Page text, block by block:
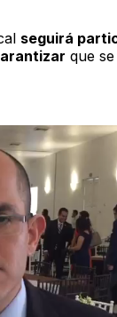
seguirá
que